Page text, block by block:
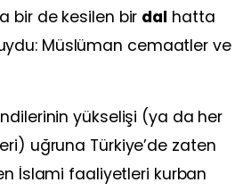
bir de kesilen bir dal hatta
Müslüman cemaatler ve
yükselişi (ya da her
uğruna Türkiye’de zaten
İslami faaliyetleri kurban